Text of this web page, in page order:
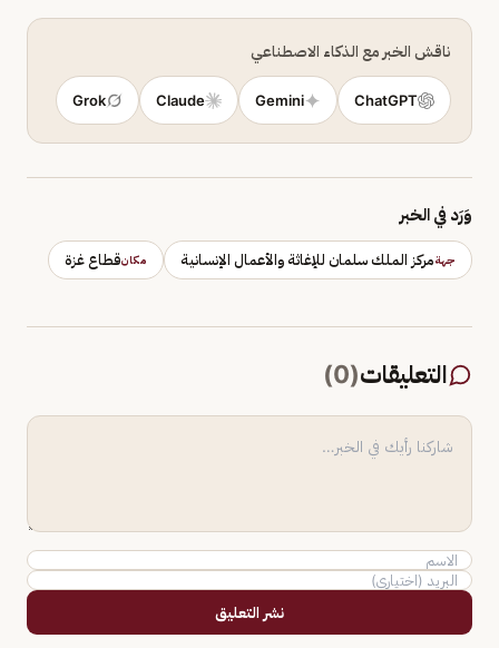
ناقش الخبر مع الذكاء الاصطناعي
ChatGPT
Gemini
Claude
Grok
وَرَد في الخبر
جهةمركز الملك سلمان للإغاثة والأعمال الإنسانية مكانقطاع غزة
التعليقات(
0
)
نشر التعليق